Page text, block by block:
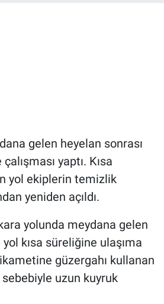
gelen heyelan sonrası
yaptı. Kısa
yol ekiplerin temizlik
yeniden açıldı.
yolunda meydana gelen
kısa süreliğine ulaşıma
güzergahı kullanan
uzun kuyruk